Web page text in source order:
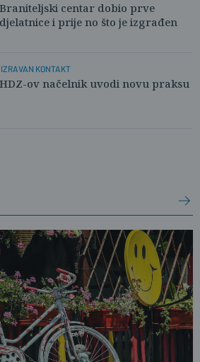
Braniteljski centar dobio prve
djelatnice i prije no što je izgrađen
IZRAVAN KONTAKT
HDZ-ov načelnik uvodi novu praksu